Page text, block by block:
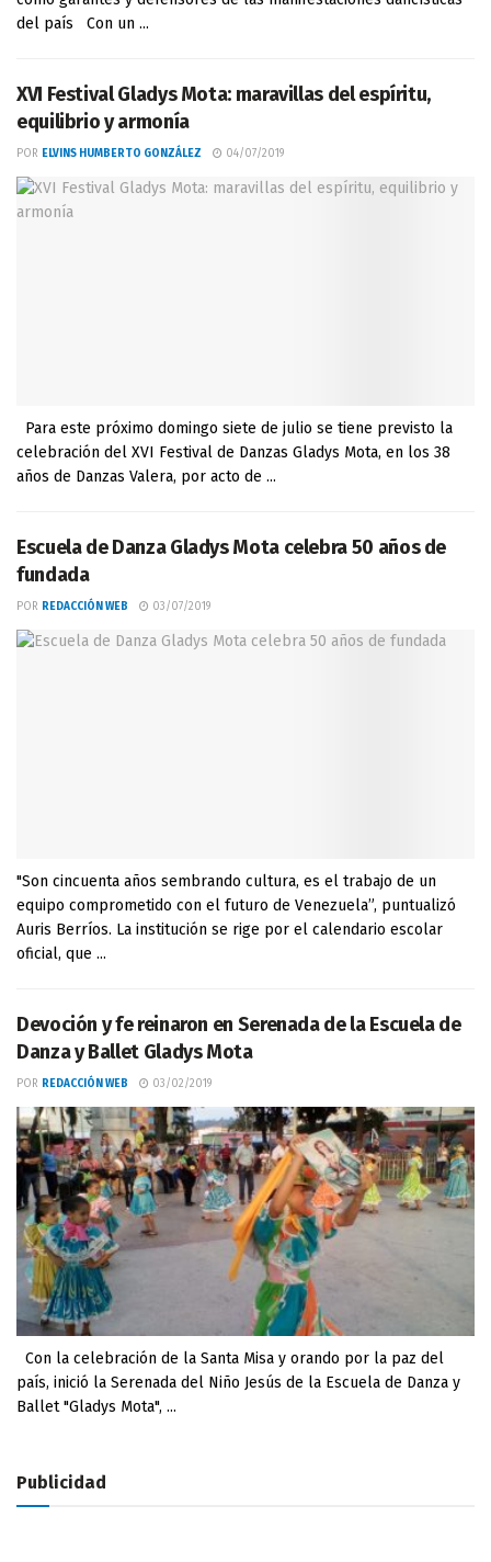
del país Con un ...
XVI Festival Gladys Mota: maravillas del espíritu,
equilibrio y armonía
POR ELVINS HUMBERTO GONZÁLEZ 04/07/2019
Para este próximo domingo siete de julio se tiene previsto la
celebración del XVI Festival de Danzas Gladys Mota, en los 38
años de Danzas Valera, por acto de ...
Escuela de Danza Gladys Mota celebra 50 años de
fundada
POR REDACCIÓN WEB 03/07/2019
"Son cincuenta años sembrando cultura, es el trabajo de un
equipo comprometido con el futuro de Venezuela”, puntualizó
Auris Berríos. La institución se rige por el calendario escolar
oficial, que ...
Devoción y fe reinaron en Serenada de la Escuela de
Danza y Ballet Gladys Mota
POR REDACCIÓN WEB 03/02/2019
Con la celebración de la Santa Misa y orando por la paz del
país, inició la Serenada del Niño Jesús de la Escuela de Danza y
Ballet "Gladys Mota", ...
Publicidad